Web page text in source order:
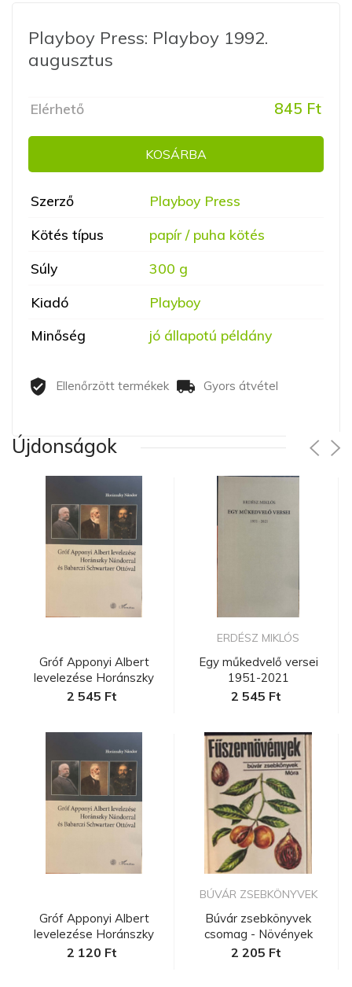
Playboy Press: Playboy 1992.
augusztus
Elérhető 845 Ft
KOSÁRBA
Szerző
Playboy Press
Kötés típus
papír / puha kötés
Súly
300 g
Kiadó
Playboy
Minőség
jó állapotú példány
Ellenőrzött termékek Gyors átvétel
Újdonságok
Gróf Apponyi Albert
levelezése Horánszky
Nándorra...
2 545 Ft
Gróf Apponyi Albert
levelezése Horánszky
Nándorra...
2 120 Ft
ERDÉSZ MIKLÓS
Egy műkedvelő versei
1951-2021
2 545 Ft
BÚVÁR ZSEBKÖNYVEK
Búvár zsebkönyvek
csomag - Növények
2 205 Ft